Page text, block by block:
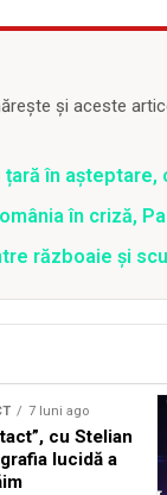
și aceste
în așteptare,
în criză,
războaie și
7 luni ago
cu Stelian
lucidă a